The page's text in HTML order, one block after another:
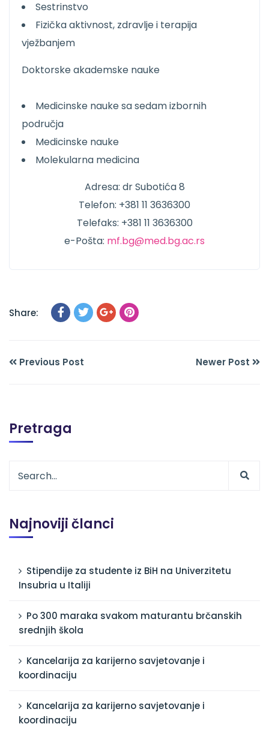
Sestrinstvo
Fizička aktivnost, zdravlje i terapija
vježbanjem
Doktorske akademske nauke
Medicinske nauke sa sedam izbornih
područja
Medicinske nauke
Molekularna medicina
Adresa: dr Subotića 8
Telefon: +381 11 3636300
Telefaks: +381 11 3636300
e-Pošta: mf.bg@med.bg.ac.rs
Share:
Previous Post Newer Post
Pretraga
Najnoviji članci
Stipendije za studente iz BiH na Univerzitetu
Insubria u Italiji
Po 300 maraka svakom maturantu brčanskih
srednjih škola
Kancelarija za karijerno savjetovanje i
koordinaciju
Kancelarija za karijerno savjetovanje i
koordinaciju